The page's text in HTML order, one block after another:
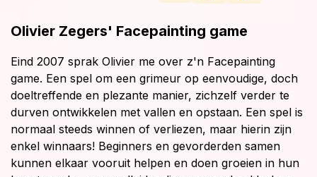
Olivier Zegers' Facepainting game
Eind 2007 sprak Olivier me over z'n Facepainting
game. Een spel om een grimeur op eenvoudige, doch
doeltreffende en plezante manier, zichzelf verder te
durven ontwikkelen met vallen en opstaan. Een spel is
normaal steeds winnen of verliezen, maar hierin zijn
enkel winnaars! Beginners en gevorderden samen
kunnen elkaar vooruit helpen en doen groeien in hun